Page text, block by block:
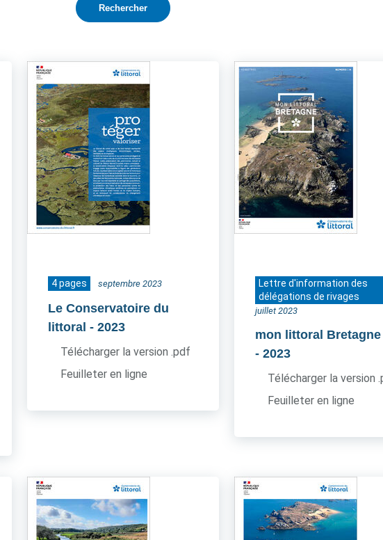
4 pages septembre 2023
Le Conservatoire du
littoral- 2023
Télécharger la version .pdf
Feuilleter en ligne
Lettre d'information des
délégations de rivages
juillet 2023
mon littoral Bretagne
- 2023
Télécharger la version
Feuilleter en ligne